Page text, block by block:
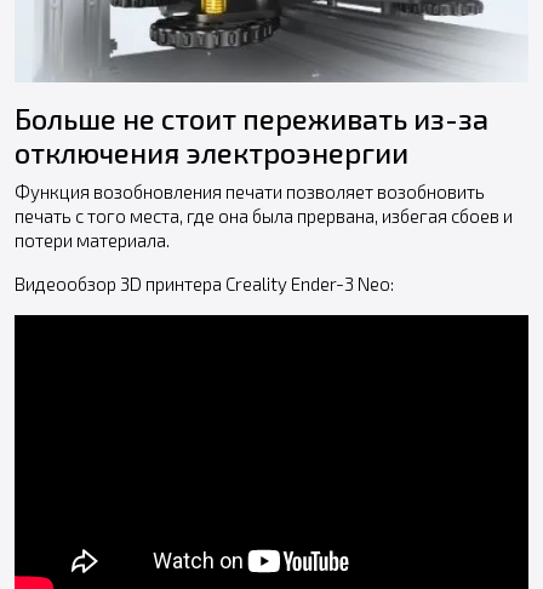
Больше не стоит переживать из-за
отключения электроэнергии
Функция возобновления печати позволяет возобновить
печать с того места, где она была прервана, избегая сбоев и
потери материала.
Видеообзор 3D принтера Creality Ender-3 Neo: